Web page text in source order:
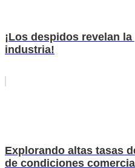
¡Los despidos revelan
industria!
Explorando altas tasas
de condiciones